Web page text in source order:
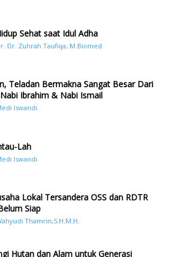
Sehat saat Idul Adha
Dr. Zuhrah Taufiqa, M.Biomed
Teladan Bermakna Sangat Besar Dari
Ibrahim & Nabi Ismail
Iswandi
Lah
Iswandi
Lokal Tersandera OSS dan RDTR
Siap
Thamrin,S.H.M.H.
Hutan dan Alam untuk Generasi